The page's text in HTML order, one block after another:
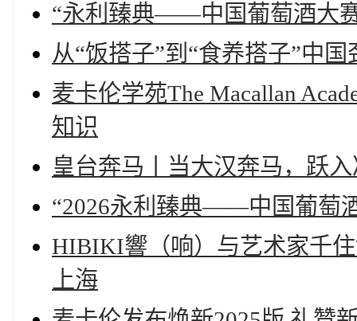
“永利臻典——中国葡萄酒大
从“饭搭子”到“食养搭子”中
麦卡伦学苑The Macallan
知识
皇台奔马丨当大汉奔马，跃
“2026永利臻典——中国葡萄
HIBIKI響（响）与艺术家千
上海